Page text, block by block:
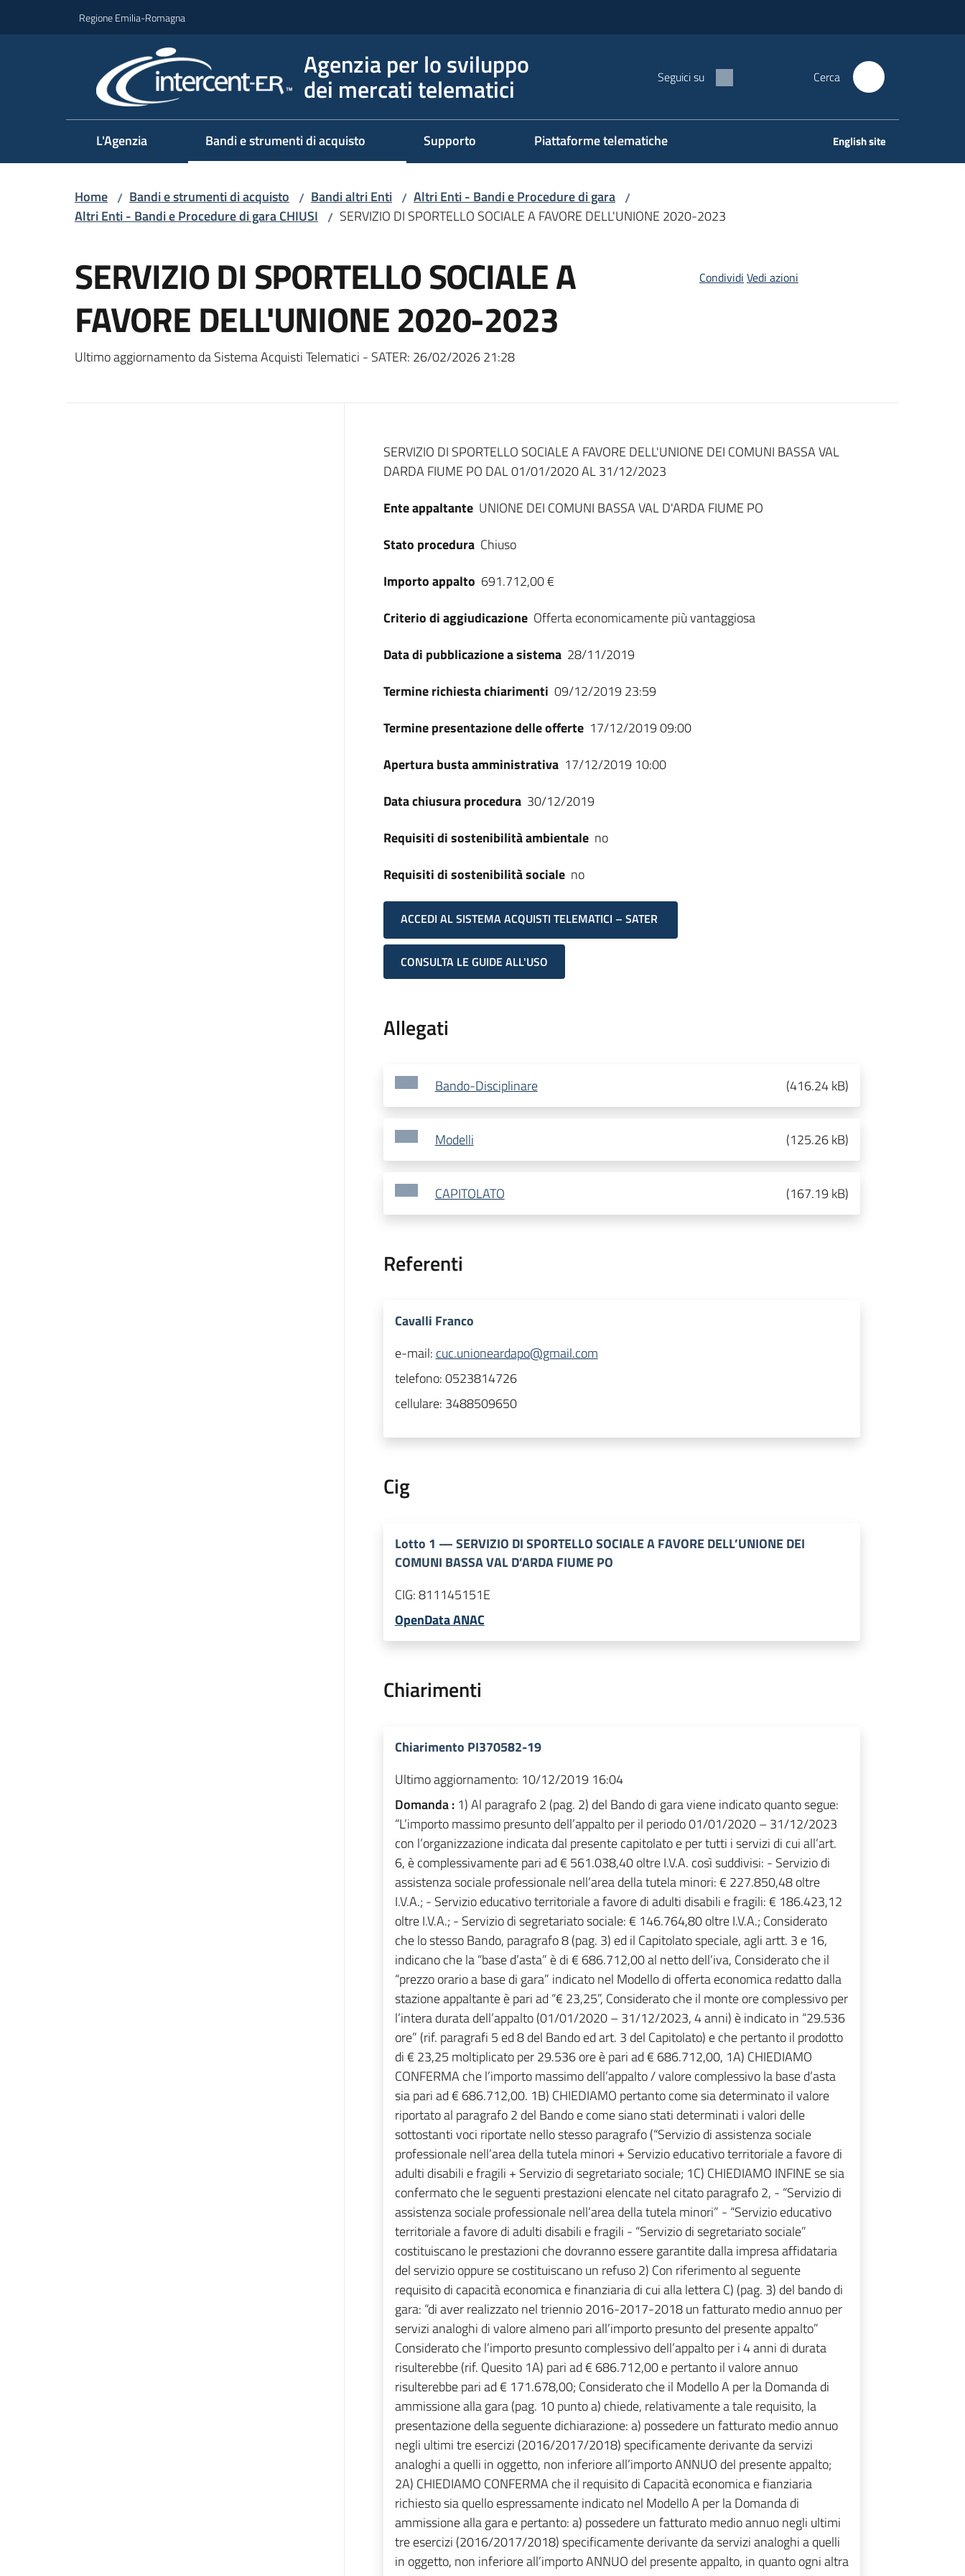
Regione Emilia-Romagna
Agenzia per lo sviluppo
dei mercati telematici Seguici su Cerca
L'Agenzia Bandi e strumenti di acquisto Supporto Piattaforme telematiche English site
Home / Bandi e strumenti di acquisto / Bandi altri Enti / Altri Enti - Bandi e Procedure di gara /
Altri Enti - Bandi e Procedure di gara CHIUSI / SERVIZIO DI SPORTELLO SOCIALE A FAVORE DELL'UNIONE 2020-2023
SERVIZIO DI SPORTELLO SOCIALE A
FAVORE DELL'UNIONE 2020-2023
Ultimo aggiornamento da Sistema Acquisti Telematici - SATER: 26/02/2026 21:28
Condividi Vedi azioni
Dati del bando
SERVIZIO DI SPORTELLO SOCIALE A FAVORE DELL'UNIONE DEI COMUNI BASSA VAL
DARDA FIUME PO DAL 01/01/2020 AL 31/12/2023
Ente appaltante UNIONE DEI COMUNI BASSA VAL D'ARDA FIUME PO
Stato procedura Chiuso
Importo appalto 691.712,00 €
Criterio di aggiudicazione Offerta economicamente più vantaggiosa
Data di pubblicazione a sistema 28/11/2019
Termine richiesta chiarimenti 09/12/2019 23:59
Termine presentazione delle offerte 17/12/2019 09:00
Apertura busta amministrativa 17/12/2019 10:00
Data chiusura procedura 30/12/2019
Requisiti di sostenibilità ambientale no
Requisiti di sostenibilità sociale no
ACCEDI AL SISTEMA ACQUISTI TELEMATICI – SATER
CONSULTA LE GUIDE ALL'USO
Allegati
Bando-Disciplinare (416.24 kB)
Modelli (125.26 kB)
CAPITOLATO (167.19 kB)
Referenti
Cavalli Franco
e-mail: cuc.unioneardapo@gmail.com
telefono:0523814726
cellulare: 3488509650
Cig
Lotto 1 —SERVIZIO DI SPORTELLO SOCIALE A FAVORE DELL’UNIONE DEI
COMUNI BASSA VAL D’ARDA FIUME PO
CIG:811145151E
OpenData ANAC
Chiarimenti
Chiarimento PI370582-19
Ultimo aggiornamento: 10/12/2019 16:04
Domanda : 1) Al paragrafo 2 (pag. 2) del Bando di gara viene indicato quanto segue:
“L’importo massimo presunto dell’appalto per il periodo 01/01/2020 – 31/12/2023
con l’organizzazione indicata dal presente capitolato e per tutti i servizi di cui all’art.
6, è complessivamente pari ad € 561.038,40 oltre I.V.A. così suddivisi: - Servizio di
assistenza sociale professionale nell’area della tutela minori: € 227.850,48 oltre
I.V.A.; - Servizio educativo territoriale a favore di adulti disabili e fragili: € 186.423,12
oltre I.V.A.; - Servizio di segretariato sociale: € 146.764,80 oltre I.V.A.; Considerato
che lo stesso Bando, paragrafo 8 (pag. 3) ed il Capitolato speciale, agli artt. 3 e 16,
indicano che la “base d’asta” è di € 686.712,00 al netto dell’iva, Considerato che il
“prezzo orario a base di gara” indicato nel Modello di offerta economica redatto dalla
stazione appaltante è pari ad “€ 23,25”, Considerato che il monte ore complessivo per
l’intera durata dell’appalto (01/01/2020 – 31/12/2023, 4 anni) è indicato in “29.536
ore” (rif. paragrafi 5 ed 8 del Bando ed art. 3 del Capitolato) e che pertanto il prodotto
di € 23,25 moltiplicato per 29.536 ore è pari ad € 686.712,00, 1A) CHIEDIAMO
CONFERMA che l’importo massimo dell’appalto / valore complessivo la base d’asta
sia pari ad € 686.712,00. 1B) CHIEDIAMO pertanto come sia determinato il valore
riportato al paragrafo 2 del Bando e come siano stati determinati i valori delle
sottostanti voci riportate nello stesso paragrafo (“Servizio di assistenza sociale
professionale nell’area della tutela minori + Servizio educativo territoriale a favore di
adulti disabili e fragili + Servizio di segretariato sociale; 1C) CHIEDIAMO INFINE se sia
confermato che le seguenti prestazioni elencate nel citato paragrafo 2, - “Servizio di
assistenza sociale professionale nell’area della tutela minori” - “Servizio educativo
territoriale a favore di adulti disabili e fragili - “Servizio di segretariato sociale”
costituiscano le prestazioni che dovranno essere garantite dalla impresa affidataria
del servizio oppure se costituiscano un refuso 2) Con riferimento al seguente
requisito di capacità economica e finanziaria di cui alla lettera C) (pag. 3) del bando di
gara: “di aver realizzato nel triennio 2016-2017-2018 un fatturato medio annuo per
servizi analoghi di valore almeno pari all’importo presunto del presente appalto”
Considerato che l’importo presunto complessivo dell’appalto per i 4 anni di durata
risulterebbe (rif. Quesito 1A) pari ad € 686.712,00 e pertanto il valore annuo
risulterebbe pari ad € 171.678,00; Considerato che il Modello A per la Domanda di
ammissione alla gara (pag. 10 punto a) chiede, relativamente a tale requisito, la
presentazione della seguente dichiarazione: a) possedere un fatturato medio annuo
negli ultimi tre esercizi (2016/2017/2018) specificamente derivante da servizi
analoghi a quelli in oggetto, non inferiore all’importo ANNUO del presente appalto;
2A) CHIEDIAMO CONFERMA che il requisito di Capacità economica e fianziaria
richiesto sia quello espressamente indicato nel Modello A per la Domanda di
ammissione alla gara e pertanto: a) possedere un fatturato medio annuo negli ultimi
tre esercizi (2016/2017/2018) specificamente derivante da servizi analoghi a quelli
in oggetto, non inferiore all’importo ANNUO del presente appalto, in quanto ogni altra